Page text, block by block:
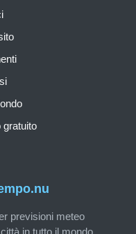
previsioni meteo
in tutto il mondo.
gratuito